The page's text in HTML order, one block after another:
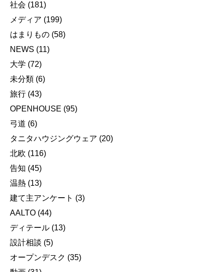
社会 (181)
メディア (199)
はまりもの (58)
NEWS (11)
大学 (72)
未分類 (6)
旅行 (43)
OPENHOUSE (95)
弓道 (6)
タニタハウジングウェア (20)
北欧 (116)
告知 (45)
温熱 (13)
建て主アンケート (3)
AALTO (44)
ディテール (13)
設計相談 (5)
オープンデスク (35)